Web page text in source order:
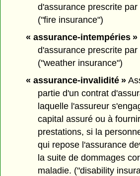
d'assurance prescrite
("fire insurance")
« assurance-intempéries »
d'assurance prescrite
("weather insurance")
« assurance-invalidité »
partie d'un contrat
laquelle l'assureur
capital assuré ou à
prestations, si la
qui repose l'assurance
la suite de dommages
maladie. ("disability